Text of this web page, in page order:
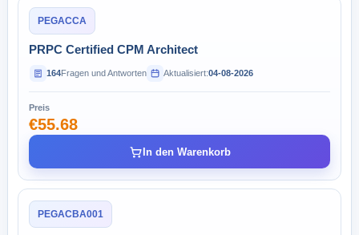
PEGACCA
PRPC Certified CPM Architect
164Fragen und Antworten Aktualisiert:04-08-2026
Preis
€55.68
In den Warenkorb
PEGACBA001